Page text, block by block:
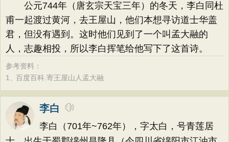
公元744年（唐玄宗天宝三年）的冬天，李白同杜
甫一起渡过黄河，去王屋山，他们本想寻访道士华盖
君，但没有遇到。这时他们见到了一个叫孟大融的
人，志趣相投，所以李白挥笔给他写下了这首诗。
参考资料：
1、百度百科.寄王屋山人孟大融
李白
李白（701年~762年），字太白，号青莲居